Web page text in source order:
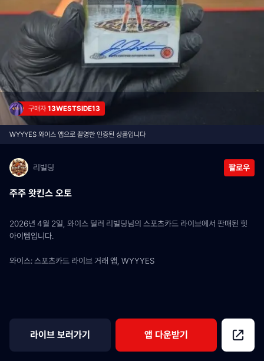
구매자 13WESTSIDE13
WYYYES 와이스 앱으로 촬영한 인증된 상품입니다
리빌딩 팔로우
주주 왓킨스 오토
2026년 4월 2일, 와이스 딜러 리빌딩님의 스포츠카드 라이브에서 판매된 힛
아이템입니다.
와이스: 스포츠카드 라이브 거래 앱, WYYYES
라이브 보러가기 앱 다운받기